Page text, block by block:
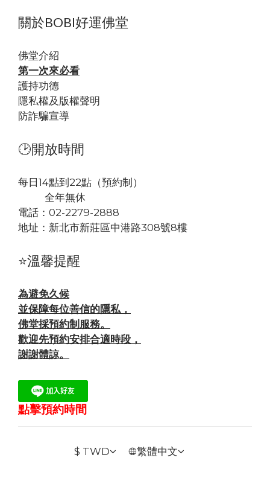
關於BOBI好運佛堂
佛堂介紹
第一次來必看
護持功德
隱私權及版權聲明
防詐騙宣導
🕑開放時間
每日14點到22點（預約制）
全年無休
電話：02-2279-2888
地址： 新北市新莊區中港路308號8樓
⭐溫馨提醒
為避免久候
並保障每位善信的隱私，
佛堂採預約制服務。
歡迎先預約安排合適時段，
謝謝體諒。
點擊預約時間
$ TWD 繁體中文